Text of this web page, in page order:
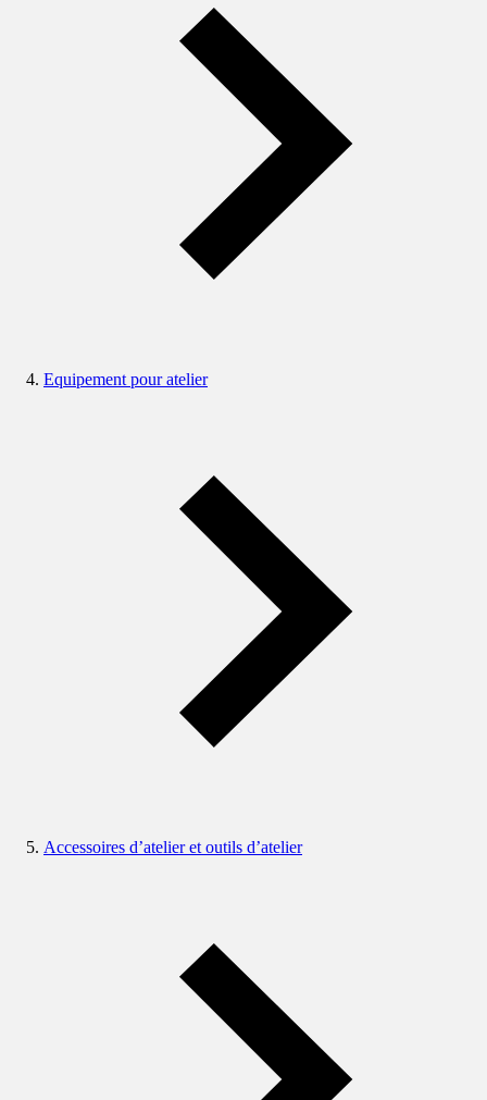
Equipement pour atelier
Accessoires d’atelier et outils d’atelier